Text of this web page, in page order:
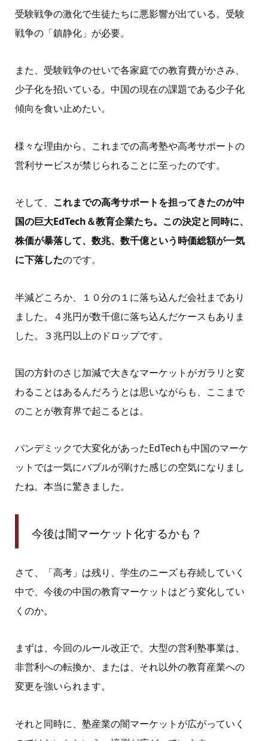
受験戦争の激化で生徒たちに悪影響が出ている。受験
戦争の「鎮静化」が必要。
また、受験戦争のせいで各家庭での教育費がかさみ、
少子化を招いている。中国の現在の課題である少子化
傾向を食い止めたい。
様々な理由から、これまでの高考塾や高考サポートの
営利サービスが禁じられることに至ったのです。
そして、 これまでの高考サポートを担ってきたのが中
国の巨大EdTech＆教育企業たち。この決定と同時に、
株価が暴落して、数兆、数千億という時価総額が一気
に下落したのです。
半減どころか、１０分の１に落ち込んだ会社まであり
ました。４兆円が数千億に落ち込んだケースもありま
した。３兆円以上のドロップです。
国の方針のさじ加減で大きなマーケットがガラリと変
わることはあるんだろうとは思いながらも、ここまで
のことが教育界で起こるとは。
パンデミックで大変化があったEdTechも中国のマーケ
ットでは一気にバブルが弾けた感じの空気になりまし
たね。本当に驚きました。
今後は闇マーケット化するかも？
さて、「高考」は残り、学生のニーズも存続していく
中で、今後の中国の教育マーケットはどう変化してい
くのか。
まずは、今回のルール改正で、大型の営利塾事業は、
非営利への転換か、または、それ以外の教育産業への
変更を強いられます。
それと同時に、塾産業の闇マーケットが広がっていく